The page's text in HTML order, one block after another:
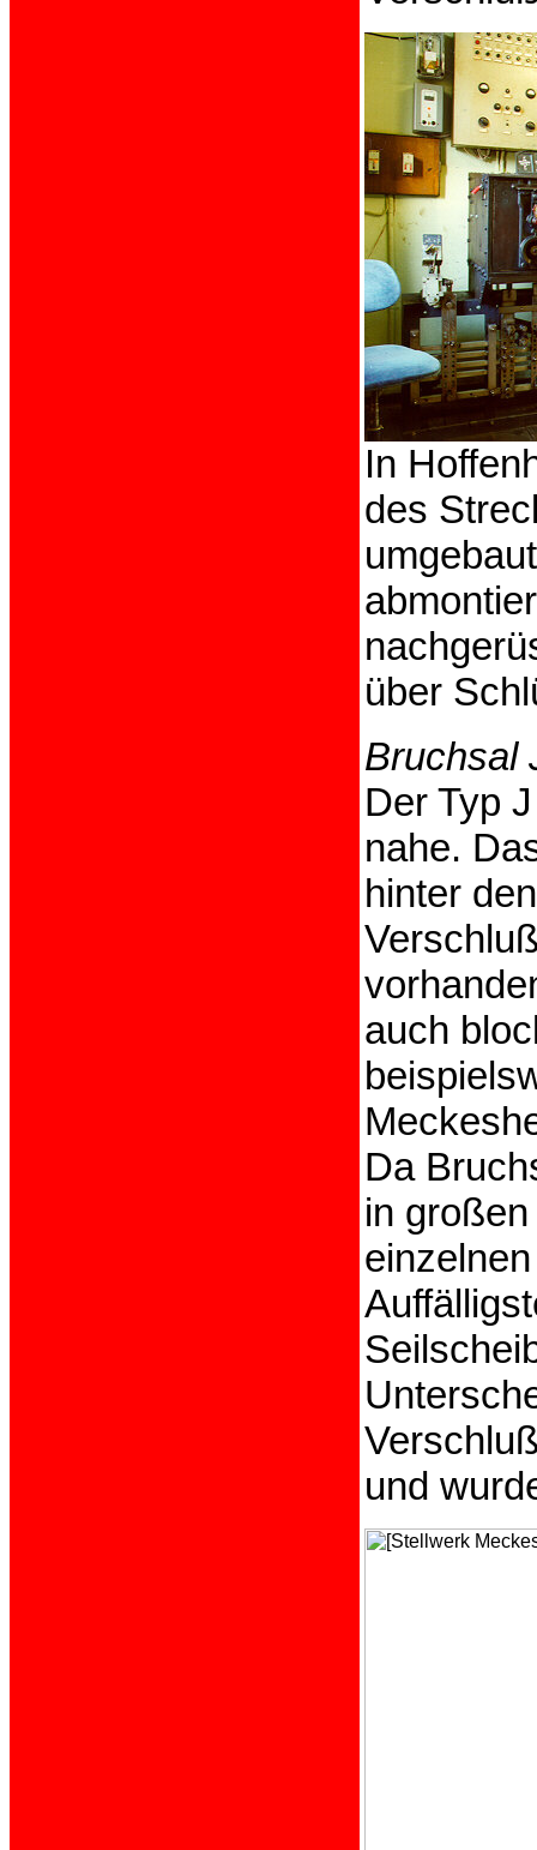
In
des
über
Bruchsal
Der Typ
nahe.
hinter
auch
Da
in
und